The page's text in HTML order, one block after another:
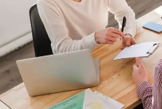
соціального супровіду та
для людей з інвалідністю
Запоріжжя» повідомляє з
законопроєкт №5344-д.